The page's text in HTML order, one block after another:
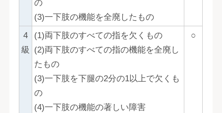
の
(3)一下肢の機能を全廃したもの
4
級
(1)両下肢のすべての指を欠くもの
(2)両下肢のすべての指の機能を全廃し
たもの
(3)一下肢を下腿の2分の1以上で欠くも
の
(4)一下肢の機能の著しい障害
○